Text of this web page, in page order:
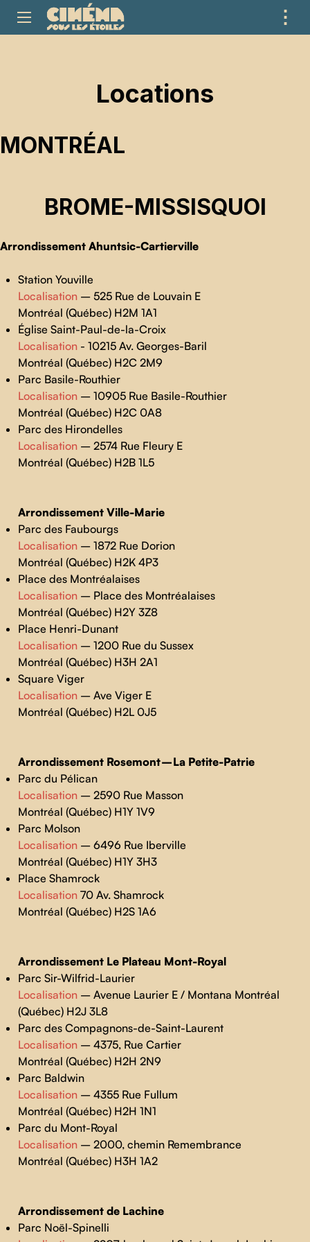
⋮
Locations
MONTRÉAL
BROME-MISSISQUOI
Arrondissement Ahuntsic-Cartierville
Station Youville
Localisation– 525 Rue de Louvain E
Montréal (Québec) H2M 1A1
Église Saint-Paul-de-la-Croix
Localisation - 10215 Av. Georges-Baril
Montréal (Québec) H2C 2M9
Parc Basile-Routhier
Localisation– 10905 Rue Basile-Routhier
Montréal (Québec) H2C 0A8
Parc des Hirondelles
Localisation– 2574 Rue Fleury E
Montréal (Québec) H2B 1L5
Arrondissement Ville-Marie
Parc des Faubourgs
Localisation– 1872 Rue Dorion
Montréal (Québec) H2K 4P3
Place des Montréalaises
Localisation– Place des Montréalaises
Montréal (Québec) H2Y 3Z8
Place Henri-Dunant
Localisation– 1200 Rue du Sussex
Montréal (Québec) H3H 2A1
Square Viger
Localisation– Ave Viger E
Montréal (Québec) H2L 0J5
Arrondissement Rosemont – La Petite-Patrie
Parc du Pélican
Localisation– 2590 Rue Masson
Montréal (Québec) H1Y 1V9
Parc Molson
Localisation– 6496 Rue Iberville
Montréal (Québec) H1Y 3H3
Place Shamrock
Localisation70 Av. Shamrock
Montréal (Québec) H2S 1A6
Arrondissement Le Plateau Mont-Royal
Parc Sir-Wilfrid-Laurier
Localisation– Avenue Laurier E / Montana Montréal
(Québec) H2J 3L8
Parc des Compagnons-de-Saint-Laurent
Localisation– 4375, Rue Cartier
Montréal (Québec) H2H 2N9
Parc Baldwin
Localisation– 4355 Rue Fullum
Montréal (Québec) H2H 1N1
Parc du Mont-Royal
Localisation– 2000, chemin Remembrance
Montréal (Québec) H3H 1A2
Arrondissement de Lachine
Parc Noël-Spinelli